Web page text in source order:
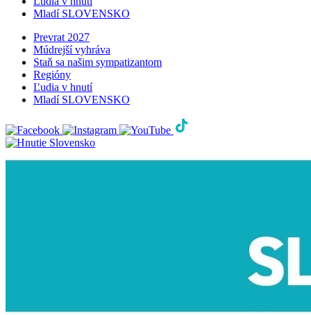
Mladí SLOVENSKO
Prevrat 2027
Múdrejší vyhráva
Staň sa našim sympatizantom
Regióny
Ľudia v hnutí
Mladí SLOVENSKO